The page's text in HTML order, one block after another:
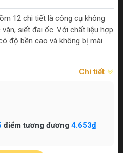
12 chi tiết là công cụ không
siết đai ốc. Với chất liệu hợp
độ bền cao và không bị mài
Chi tiết
điểm tương đương 4.653₫